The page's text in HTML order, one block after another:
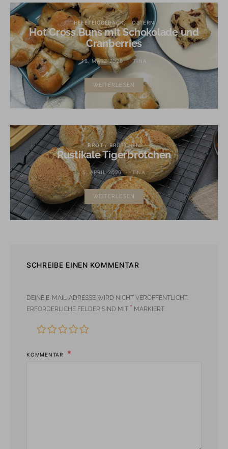
HEFETEIGGEBÄCK OSTERN
Hot Cross Buns mit Schokolade und
Cranberries
18. MÄRZ 2026 TINA
WEITERLESEN
BROT / BRÖTCHEN
Rustikale Tigerbrötchen
5. APRIL 2026 TINA
WEITERLESEN
SCHREIBE EINEN KOMMENTAR
DEINE E-MAIL-ADRESSE WIRD NICHT VERÖFFENTLICHT.
ERFORDERLICHE FELDER SIND MIT * MARKIERT
KOMMENTAR